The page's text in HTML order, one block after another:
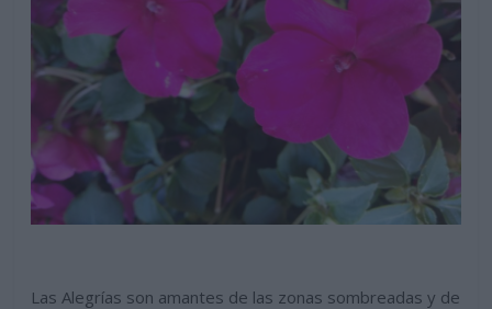
Las Alegrías son amantes de las zonas sombreadas y de